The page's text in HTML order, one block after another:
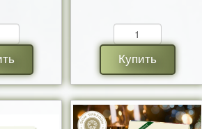
Купить